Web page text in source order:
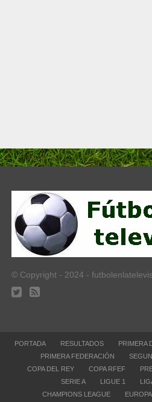
© Copyright - 2024 -
PORTADA RESULTADOS PRIMERA
PRIMERA FEDERACIÓN
COPA DEL REY
COPA RFEF
SERIE A
LIGUE 1
CHAMPIONS LEAGUE